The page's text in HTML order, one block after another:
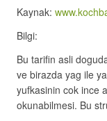
Kaynak:
Bilgi:
Bu tarifin asli
ve birazda yag ile
yufkasinin cok ince
okunabilmesi. Bu